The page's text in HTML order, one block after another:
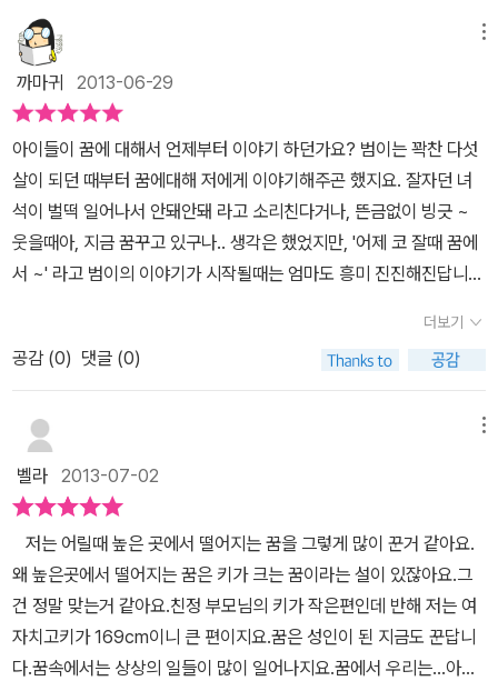
기 때문이란 생각이 들어요.무엇이든지 할 수 있는 꿈나라 이야기가
펼쳐지는 <어젯밤 꿈속에> 을아이들과 함께 읽어보았답니다. 꿈
은 참 다양하죠. 즐겁기도 하고, 간단하기도 하고..복잡한 꿈도 있어
요.어떤 꿈은 무시무시하고, 무섭기는 하지만 재미도 있어요.꿈 속에
서는 보통 하지 못하던 일도 할수 있고, 멈 옛날로 돌아갈수 도 있어
요. 꿈 속에서 할 수 있는 다양한 것들을 알록달록 눈에 확 띄는 그림
과 함께 이야기하고 있어요.글밥은 적지만, 그 안에 담겨있는 이야기
는 참 많은 것 같아요.생동감있는 그림과 콜라주, 다양한 표현들이 아
이들의 눈을 반짝반짝 빛나게 하네요.꿈나라를 여행하고 온 듯한 느
낌을 받게 하는 이책을 아이들과 함께 읽으니..서로서로 자신이 다녀
온 꿈나라 여행이야기가 끊임없이 나와요.그동안 한번도 꿈에 대한
기하느라 늦게 잠이 들었답니다..^^
까마귀 2013-06-29
아이들이 꿈에 대해서 언제부터 이야기 하던가요? 범이는 꽉찬 다섯
살이 되던 때부터 꿈에대해 저에게 이야기해주곤 했지요. 잘자던 녀
석이 벌떡 일어나서 안돼안돼 라고 소리친다거나, 뜬금없이 빙긋 ~
웃을때아, 지금 꿈꾸고 있구나.. 생각은 했었지만, '어제 코 잘때 꿈에
서 ~' 라고 범이의 이야기가 시작될때는 엄마도 흥미 진진해진답니
엄마는 어떻게 그려질지, 유치원 어떤 친구가 가장 많이 나오는지, 누
가 위험에서 구해줬는지 등을 통해서 범이가 누구에게 애정을 갖고
있는지 살짝 엿볼수 있어서 재미나지요. <어젯밤 꿈속에>는 이런 꿈
에 관한 이야기예요. 어떤 꿈들은 복잡한 미로같기도하고 간단하기도
고 꿈과 현실을 잘 구분해낸다면 아이가 건강하게 잘 자라고 있다는
뜻이겠지요? 글밥은 짧지만 이 동화책을 읽는, 아니 보는 또 하나의
재미는 바로 그림이예요. 마치 물감으로 물들여놓은듯한 배경이나 색
종이를 잘라 만든 그림, 종이접기, 한지등 어떻게 보면 낙서같기도하
고, 어떻게보면 멋진 디자인처럼 재미있는 이 그림들을 보며 아이들
의 꿈속 이야기를 상상하게 만들지요. 책속에서 가장 재미있는 장면
은 다양한 동물들이 등장해서 이야기하는 페이지랍니다. 나는 내가
더보기
공감 (0) 댓글 (0)
벨라 2013-07-02
저는 어릴때 높은 곳에서 떨어지는 꿈을 그렇게 많이 꾼거 같아요.
왜 높은곳에서 떨어지는 꿈은 키가 크는 꿈이라는 설이 있잖아요.그
건 정말 맞는거 같아요.친정 부모님의 키가 작은편인데 반해 저는 여
자치고키가 169cm이니 큰 편이지요.꿈은 성인이 된 지금도 꾼답니
다.꿈속에서는 상상의 일들이 많이 일어나지요.꿈에서 우리는...아주